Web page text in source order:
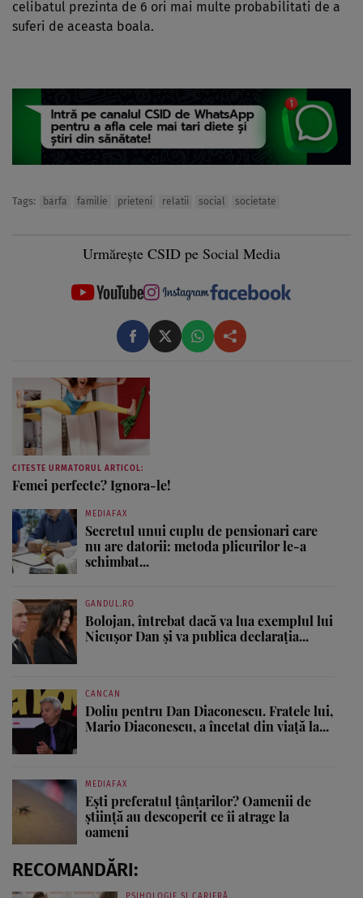
celibatul prezinta de 6 ori mai multe probabilitati de a
suferi de aceasta boala.
Tags: barfa familie prieteni relatii social societate
Urmărește CSID pe Social Media
CITESTE URMATORUL ARTICOL:
Femei perfecte? Ignora-le!
MEDIAFAX
Secretul unui cuplu de pensionari care
nu are datorii: metoda plicurilor le-a
schimbat...
GANDUL.RO
Bolojan, întrebat dacă va lua exemplul lui
Nicușor Dan și va publica declarația...
CANCAN
Doliu pentru Dan Diaconescu. Fratele lui,
Mario Diaconescu, a încetat din viață la...
MEDIAFAX
Ești preferatul țânțarilor? Oamenii de
știință au descoperit ce îi atrage la
oameni
RECOMANDĂRI: